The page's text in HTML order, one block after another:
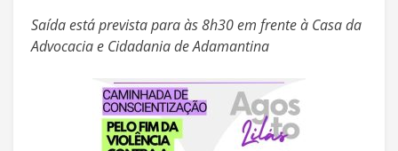
Saída está prevista para às 8h30 em frente à Casa da
Advocacia e Cidadania de Adamantina